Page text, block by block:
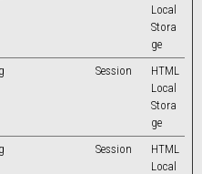
Local
Stora
ge
Session
HTML
Local
Stora
ge
Session
HTML
Local